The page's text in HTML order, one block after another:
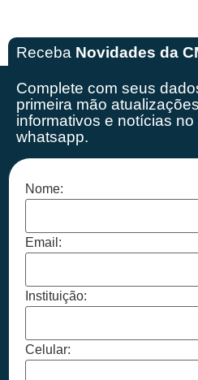
Receba Novidades da
Complete com seus
primeira mão
informativos e notícias
whatsapp.
Nome:
Email:
Instituição:
Celular: